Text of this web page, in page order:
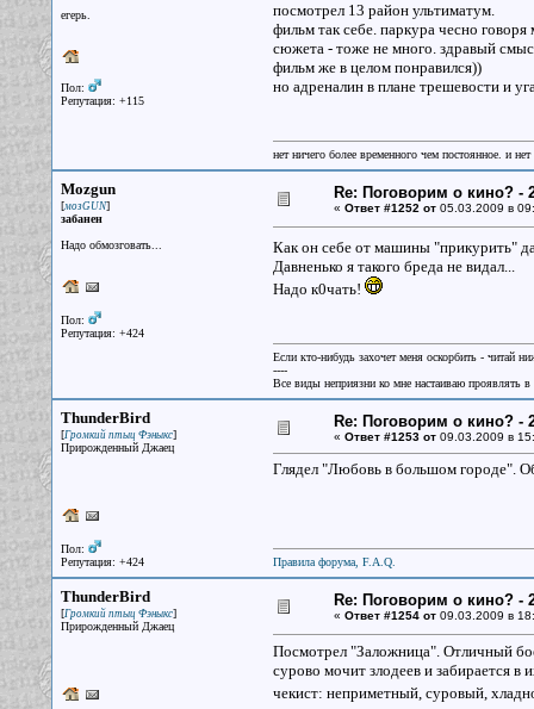
егерь.
Пол:
Репутация: +115
посмотрел 13 район ультиматум.
фильм так себе. паркура чесно
сюжета - тоже не много. здравый
фильм же в целом понравился))
но адреналин в плане трешевости и
нет ничего более временного чем постоянное. и
Mozgun
[мозGUN]
забанен
Надо обмозговать...
Пол:
Репутация: +424
Re: Поговорим о кино? -
« Ответ #1252 от05.03.2009 в
Как он себе от машины "прикурить"
Давненько я такого бреда не видал...
Надо к0чать!
Если кто-нибудь захочет меня оскорбить - читай
----
Все виды неприязни ко мне настаиваю проявлять
ThunderBird
[Громкий птыц Фэныкс]
Прирожденный Джаец
Пол:
Репутация: +424
Re: Поговорим о кино? -
« Ответ #1253 от09.03.2009 в
Глядел "Любовь в большом городе".
Правила форума, F.A.Q.
ThunderBird
[Громкий птыц Фэныкс]
Прирожденный Джаец
Re: Поговорим о кино? -
« Ответ #1254 от09.03.2009 в
Посмотрел "Заложница". Отличный
сурово мочит злодеев и забирается
чекист: неприметный, суровый,